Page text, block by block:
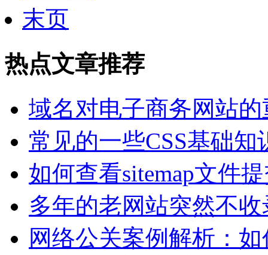
末页
热点文章推荐
域名对电子商务网站的
常见的一些CSS基础知
如何查看sitemap文件
多年的老网站突然不
网络公关案例解析：